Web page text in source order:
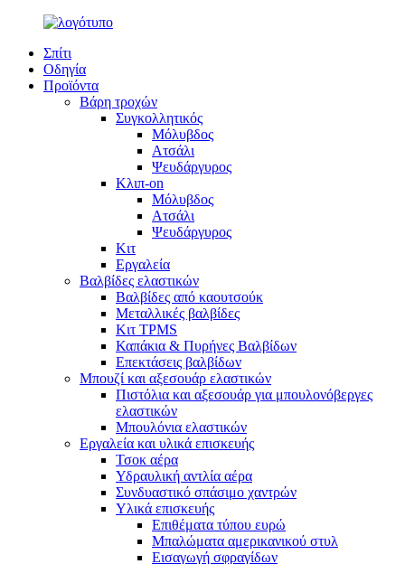
Σπίτι
Οδηγία
Προϊόντα
Βάρη τροχών
Συγκολλητικός
Μόλυβδος
Ατσάλι
Ψευδάργυρος
Κλιπ-on
Μόλυβδος
Ατσάλι
Ψευδάργυρος
Κιτ
Εργαλεία
Βαλβίδες ελαστικών
Βαλβίδες από καουτσούκ
Μεταλλικές βαλβίδες
Κιτ TPMS
Καπάκια & Πυρήνες Βαλβίδων
Επεκτάσεις βαλβίδων
Μπουζί και αξεσουάρ ελαστικών
Πιστόλια και αξεσουάρ για μπουλονόβεργες
ελαστικών
Μπουλόνια ελαστικών
Εργαλεία και υλικά επισκευής
Τσοκ αέρα
Υδραυλική αντλία αέρα
Συνδυαστικό σπάσιμο χαντρών
Υλικά επισκευής
Επιθέματα τύπου ευρώ
Μπαλώματα αμερικανικού στυλ
Εισαγωγή σφραγίδων